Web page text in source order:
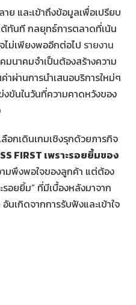
ย และเข้าถึงข้อมูลเพื่อเปรียบ
ทันที กลยุทธ์การตลาดที่เน้น
ไม่เพียงพออีกต่อไป รายงาน
มนาคมจำเป็นต้องสร้างความ
ผ่านการนำเสนอบริการใหม่ๆ
งขันในวันที่ความคาดหวังของ
อกเดินเกมเชิงรุกด้วยภารกิจ
FIRST เพราะรอยยิ้มของ
มพึงพอใจของลูกค้า แต่ต้อง
อยยิ้ม” ที่มีเบื้องหลังมาจาก
เกิดจากการรับฟังและเข้าใจ